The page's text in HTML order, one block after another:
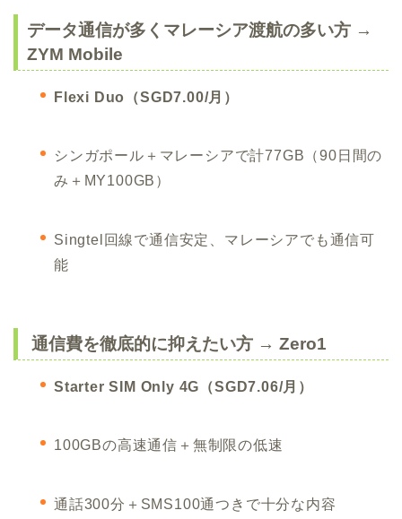
データ通信が多くマレーシア渡航の多い方 →
ZYM Mobile
Flexi Duo（SGD7.00/月）
シンガポール＋マレーシアで計77GB（90日間の
み＋MY100GB）
Singtel回線で通信安定、マレーシアでも通信可
能
通信費を徹底的に抑えたい方 → Zero1
Starter SIM Only 4G（SGD7.06/月）
100GBの高速通信＋無制限の低速
通話300分＋SMS100通つきで十分な内容